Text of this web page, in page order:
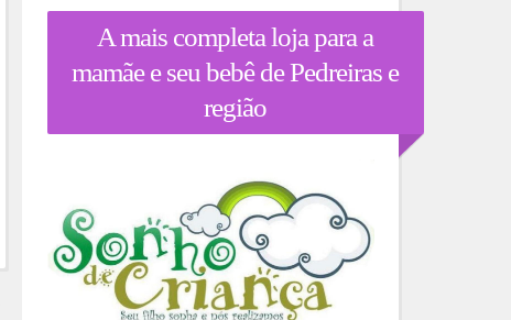
A mais completa loja para a
mamãe e seu bebê de Pedreiras e
região